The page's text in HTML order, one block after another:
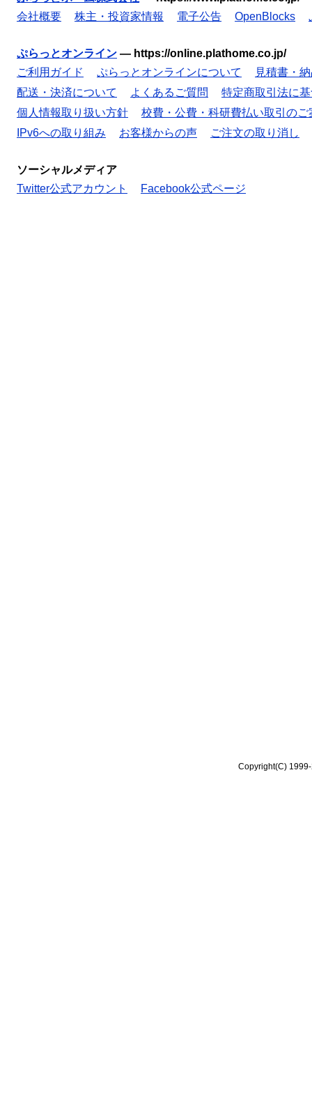
会社概要
株主・投資家情報 電子公告 OpenBlocks
ぷらっとオンライン — https://online.plathome.co.jp/
ご利用ガイド
ぷらっとオンラインについて
見積書・
配送・決済について
よくあるご質問
特定商取引法に
個人情報取り扱い方針
校費・公費・科研費払い取引のご
IPv6への取り組み
お客様からの声 ご注文の取り消し
ソーシャルメディア
Twitter公式アカウント
Facebook公式ページ
Copyright(C)